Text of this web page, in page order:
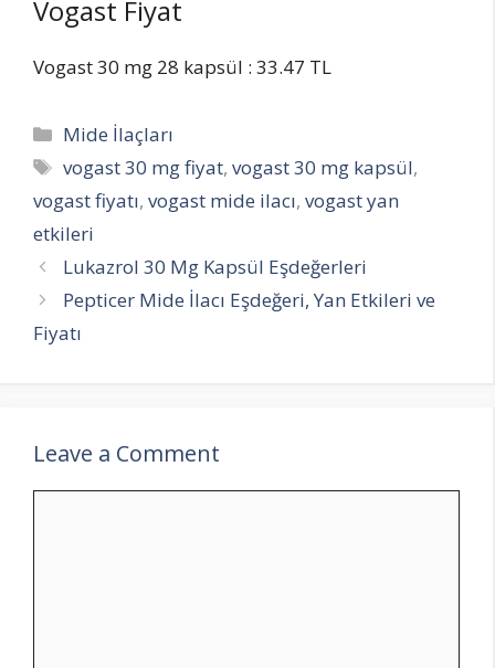
Vogast Fiyat
Vogast 30 mg 28 kapsül : 33.47 TL
Categories
Mide İlaçları
Tags
vogast 30 mg fiyat,vogast 30 mg kapsül,
vogast fiyatı, vogast mide ilacı, vogast yan
etkileri
Lukazrol 30 Mg Kapsül Eşdeğerleri
Pepticer Mide İlacı Eşdeğeri, Yan Etkileri ve
Fiyatı
Leave a Comment